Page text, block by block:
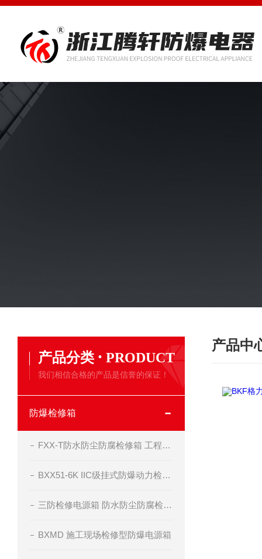
产品分类 · PRODUCT
我们相信合格的产品是信誉的保证！
防爆检修箱
FXX-T防水防尘防腐检修箱 工程塑料材质
BXX51-6K IIC级挂式防爆动力检修箱
三防检修电源箱 防水防尘防腐检修箱
BXMD 施工现场检修型防爆电源箱
产品中